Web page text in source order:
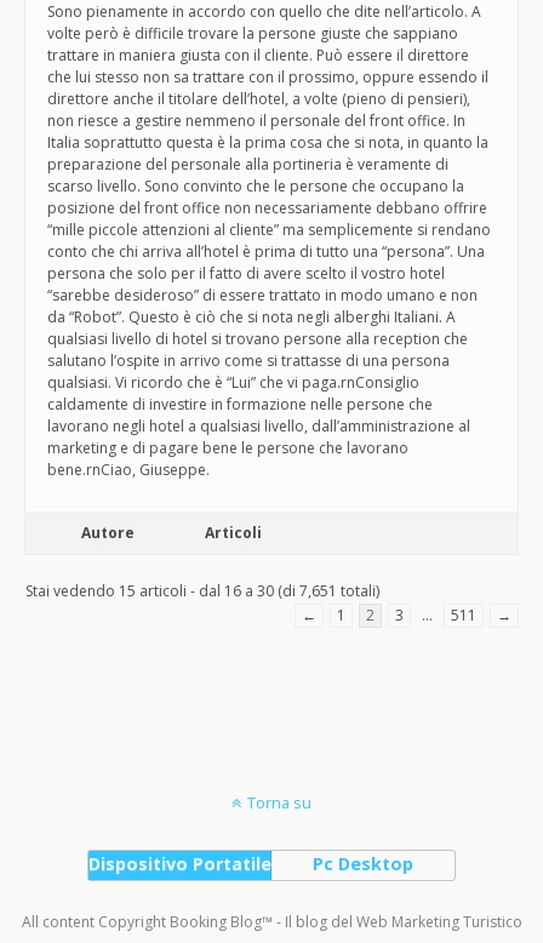
Sono pienamente in accordo con quello che dite nell’articolo. A
volte però è difficile trovare la persone giuste che sappiano
trattare in maniera giusta con il cliente. Può essere il direttore
che lui stesso non sa trattare con il prossimo, oppure essendo il
direttore anche il titolare dell’hotel, a volte (pieno di pensieri),
non riesce a gestire nemmeno il personale del front office. In
Italia soprattutto questa è la prima cosa che si nota, in quanto la
preparazione del personale alla portineria è veramente di
scarso livello. Sono convinto che le persone che occupano la
posizione del front office non necessariamente debbano offrire
“mille piccole attenzioni al cliente” ma semplicemente si rendano
conto che chi arriva all’hotel è prima di tutto una “persona”. Una
persona che solo per il fatto di avere scelto il vostro hotel
“sarebbe desideroso” di essere trattato in modo umano e non
da “Robot”. Questo è ciò che si nota negli alberghi Italiani. A
qualsiasi livello di hotel si trovano persone alla reception che
salutano l’ospite in arrivo come si trattasse di una persona
qualsiasi. Vi ricordo che è “Lui” che vi paga.rnConsiglio
caldamente di investire in formazione nelle persone che
lavorano negli hotel a qualsiasi livello, dall’amministrazione al
marketing e di pagare bene le persone che lavorano
bene.rnCiao, Giuseppe.
Autore Articoli
Stai vedendo 15 articoli - dal 16 a 30 (di 7,651 totali)
←
1 2 3 … 511 →
Torna su
Dispositivo Portatile Pc Desktop
All content Copyright Booking Blog™ - Il blog del Web Marketing Turistico